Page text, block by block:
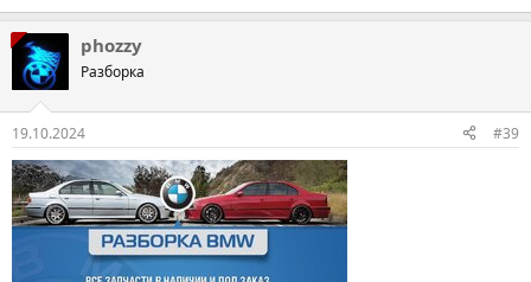
phozzy
Разборка
19.10.2024 #39